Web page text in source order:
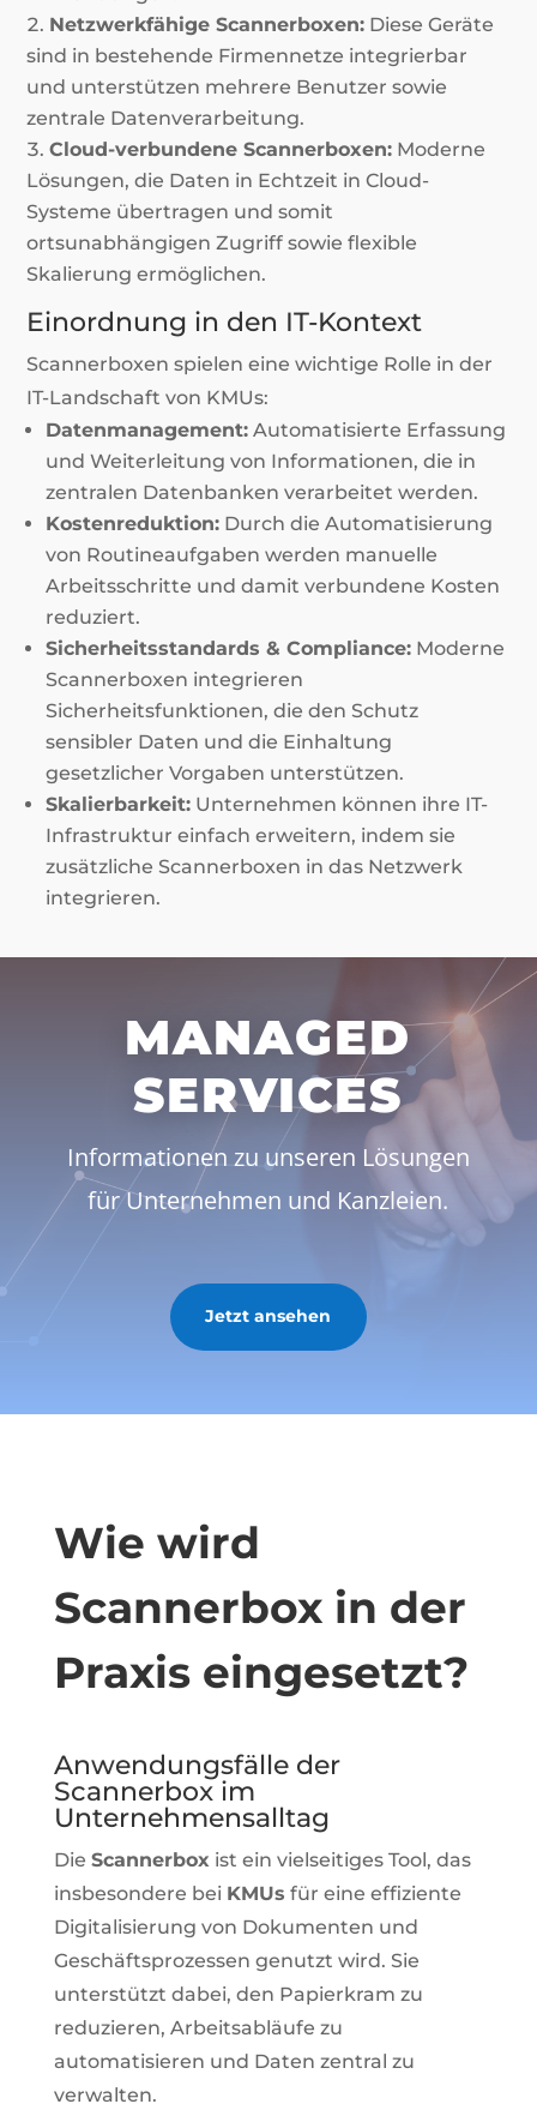
Netzwerkfähige Scannerboxen: Diese Geräte
sind in bestehende Firmennetze integrierbar
und unterstützen mehrere Benutzer sowie
zentrale Datenverarbeitung.
Cloud-verbundene Scannerboxen: Moderne
Lösungen, die Daten in Echtzeit in Cloud-
Systeme übertragen und somit
ortsunabhängigen Zugriff sowie flexible
Skalierung ermöglichen.
Einordnung in den IT-Kontext
Scannerboxen spielen eine wichtige Rolle in der
IT-Landschaft von KMUs:
Datenmanagement: Automatisierte Erfassung
und Weiterleitung von Informationen, die in
zentralen Datenbanken verarbeitet werden.
Kostenreduktion: Durch die Automatisierung
von Routineaufgaben werden manuelle
Arbeitsschritte und damit verbundene Kosten
reduziert.
Sicherheitsstandards & Compliance: Moderne
Scannerboxen integrieren
Sicherheitsfunktionen, die den Schutz
sensibler Daten und die Einhaltung
gesetzlicher Vorgaben unterstützen.
Skalierbarkeit: Unternehmen können ihre IT-
Infrastruktur einfach erweitern, indem sie
zusätzliche Scannerboxen in das Netzwerk
integrieren.
MANAGED
SERVICES
Informationen zu unseren Lösungen
für Unternehmen und Kanzleien.
Jetzt ansehen
Wie wird
Scannerbox in der
Praxis eingesetzt?
Anwendungsfälle der
Scannerbox im
Unternehmensalltag
Die Scannerbox ist ein vielseitiges Tool, das
insbesondere bei KMUs für eine effiziente
Digitalisierung von Dokumenten und
Geschäftsprozessen genutzt wird. Sie
unterstützt dabei, den Papierkram zu
reduzieren, Arbeitsabläufe zu
automatisieren und Daten zentral zu
verwalten.